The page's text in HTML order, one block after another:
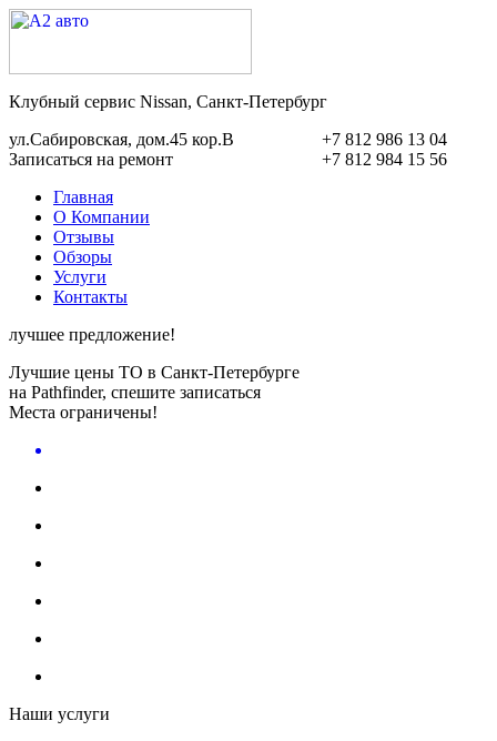
Клубный сервис Nissan, Санкт-Петербург
ул.Сабировская, дом.45 кор.В
+7 812 986 13 04
+7 812 984 15 56
Записаться на ремонт
Главная
О Компании
Отзывы
Обзоры
Услуги
Контакты
лучшее предложение!
Лучшие цены ТО в Санкт-Петербурге
на Pathfinder, спешите записаться
Места ограничены!
Наши услуги